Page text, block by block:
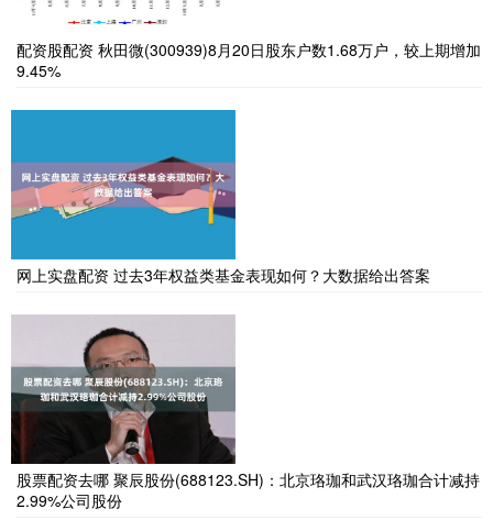
配资股配资 秋田微(300939)8月20日股东户数1.68万户，较上期增加
9.45%
网上实盘配资 过去3年权益类基金表现如何？大数据给出答案
股票配资去哪 聚辰股份(688123.SH)：北京珞珈和武汉珞珈合计减持
2.99%公司股份